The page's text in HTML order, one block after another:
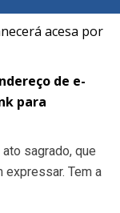
acesa por
de e-
para
sagrado, que
Tem a